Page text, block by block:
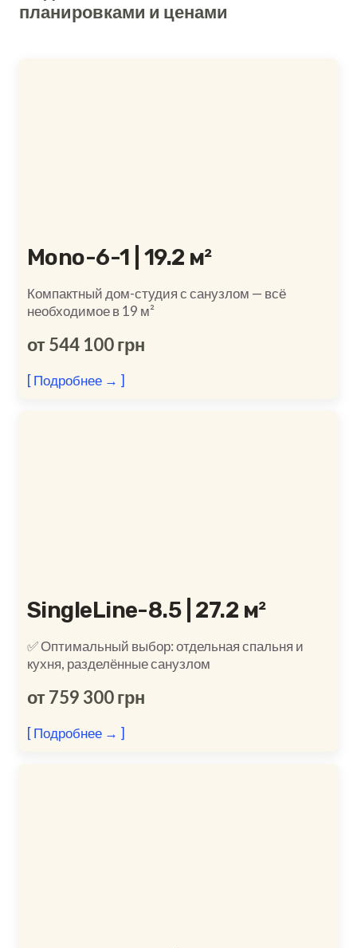
планировками и ценами
Mono-6-1 | 19.2 м²
Компактный дом-студия с санузлом — всё
необходимое в 19 м²
от 544 100 грн
[ Подробнее → ]
SingleLine-8.5 | 27.2 м²
✅ Оптимальный выбор: отдельная спальня и
кухня, разделённые санузлом
от 759 300 грн
[ Подробнее → ]